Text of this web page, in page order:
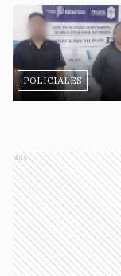
POLICIALES
Ads